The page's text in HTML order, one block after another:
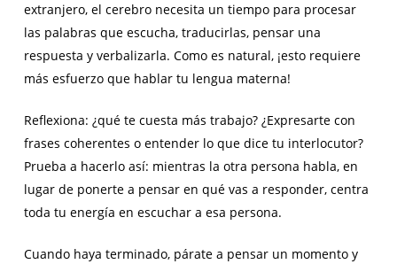
extranjero, el cerebro necesita un tiempo para procesar
las palabras que escucha, traducirlas, pensar una
respuesta y verbalizarla. Como es natural, ¡esto requiere
más esfuerzo que hablar tu lengua materna!
Reflexiona: ¿qué te cuesta más trabajo? ¿Expresarte con
frases coherentes o entender lo que dice tu interlocutor?
Prueba a hacerlo así: mientras la otra persona habla, en
lugar de ponerte a pensar en qué vas a responder, centra
toda tu energía en escuchar a esa persona.
Cuando haya terminado, párate a pensar un momento y